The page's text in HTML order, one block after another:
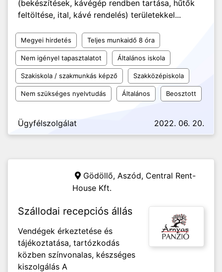
(bekészítések, kávégép rendben tartása, hűtők
feltöltése, ital, kávé rendelés) területekkel...
Megyei hirdetés Teljes munkaidő 8 óra
Nem igényel tapasztalatot Általános iskola
Szakiskola / szakmunkás képző Szakközépiskola
Nem szükséges nyelvtudás Általános Beosztott
Ügyfélszolgálat 2022. 06. 20.
Gödöllő, Aszód, Central Rent-
House Kft.
Szállodai recepciós állás
Vendégek érkeztetése és
tájékoztatása, tartózkodás
közben színvonalas, készséges
kiszolgálás A